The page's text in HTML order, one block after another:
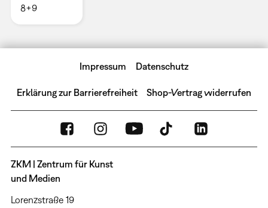
8+9
Impressum Datenschutz
Erklärung zur Barrierefreiheit Shop-Vertrag widerrufen
ZKM | Zentrum für Kunst
und Medien
Lorenzstraße 19